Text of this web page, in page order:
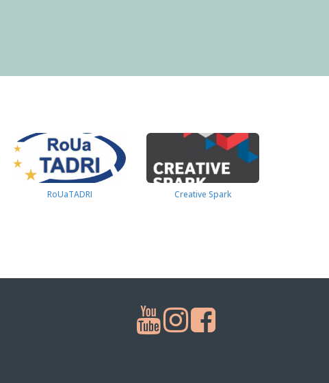
RoUaTADRI Creative Spark